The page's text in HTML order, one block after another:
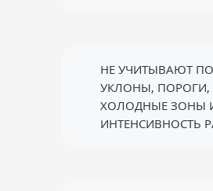
НЕ УЧИТЫВАЮТ
УКЛОНЫ, ПОРОГИ,
ХОЛОДНЫЕ ЗОНЫ
ИНТЕНСИВНОСТЬ